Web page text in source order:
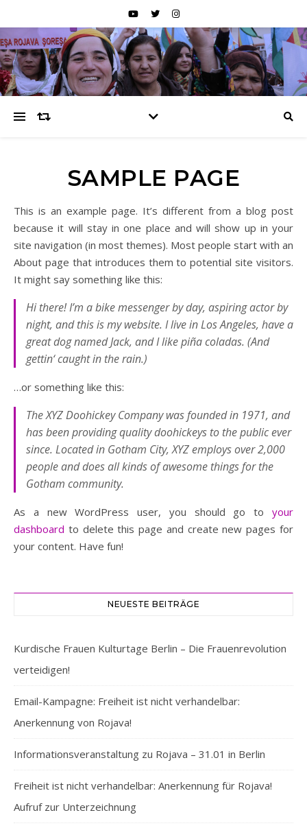
SAMPLE PAGE
This is an example page. It’s different from a blog post
because it will stay in one place and will show up in your
site navigation (in most themes). Most people start with an
About page that introduces them to potential site visitors.
It might say something like this:
Hi there! I’m a bike messenger by day, aspiring actor by
night, and this is my website. I live in Los Angeles, have a
great dog named Jack, and I like piña coladas. (And
gettin‘ caught in the rain.)
…or something like this:
The XYZ Doohickey Company was founded in 1971, and
has been providing quality doohickeys to the public ever
since. Located in Gotham City, XYZ employs over 2,000
people and does all kinds of awesome things for the
Gotham community.
As a new WordPress user, you should go to your
dashboard to delete this page and create new pages for
your content. Have fun!
NEUESTE BEITRÄGE
Kurdische Frauen Kulturtage Berlin – Die Frauenrevolution
verteidigen!
Email-Kampagne: Freiheit ist nicht verhandelbar:
Anerkennung von Rojava!
Informationsveranstaltung zu Rojava – 31.01 in Berlin
Freiheit ist nicht verhandelbar: Anerkennung für Rojava!
Aufruf zur Unterzeichnung